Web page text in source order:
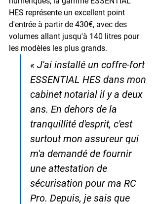
HES représente un excellent point
d'entrée à partir de 430€, avec des
volumes allant jusqu'à 140 litres pour
les modèles les plus grands.
« J'ai installé un coffre-fort
ESSENTIAL HES dans mon
cabinet notarial il y a deux
ans. En dehors de la
tranquillité d'esprit, c'est
surtout mon assureur qui
m'a demandé de fournir
une attestation de
sécurisation pour ma RC
Pro. Depuis, je sais que